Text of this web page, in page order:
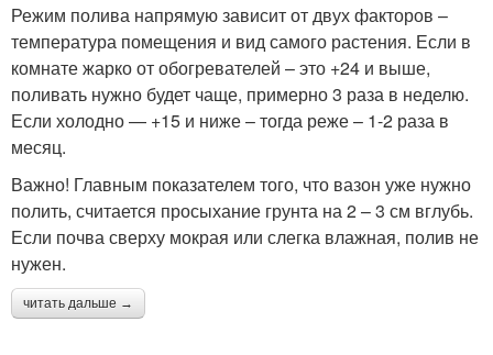
Режим полива напрямую зависит от двух факторов –
температура помещения и вид самого растения. Если в
комнате жарко от обогревателей – это +24 и выше,
поливать нужно будет чаще, примерно 3 раза в неделю.
Если холодно — +15 и ниже – тогда реже – 1-2 раза в
месяц.
Важно! Главным показателем того, что вазон уже нужно
полить, считается просыхание грунта на 2 – 3 см вглубь.
Если почва сверху мокрая или слегка влажная, полив не
нужен.
читать дальше →